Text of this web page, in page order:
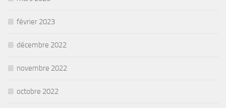
février 2023
décembre 2022
novembre 2022
octobre 2022